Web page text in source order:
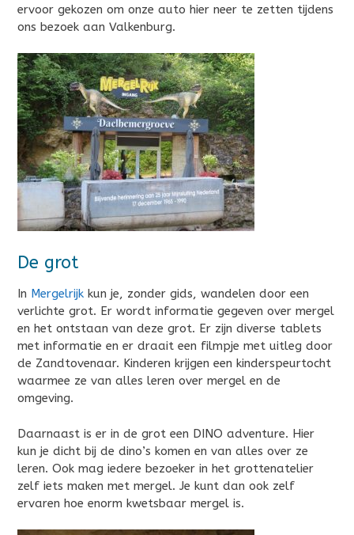
ervoor gekozen om onze auto hier neer te zetten tijdens
ons bezoek aan Valkenburg.
De grot
In Mergelrijk kun je, zonder gids, wandelen door een
verlichte grot. Er wordt informatie gegeven over mergel
en het ontstaan van deze grot. Er zijn diverse tablets
met informatie en er draait een filmpje met uitleg door
de Zandtovenaar. Kinderen krijgen een kinderspeurtocht
waarmee ze van alles leren over mergel en de
omgeving.
Daarnaast is er in de grot een DINO adventure. Hier
kun je dicht bij de dino’s komen en van alles over ze
leren. Ook mag iedere bezoeker in het grottenatelier
zelf iets maken met mergel. Je kunt dan ook zelf
ervaren hoe enorm kwetsbaar mergel is.